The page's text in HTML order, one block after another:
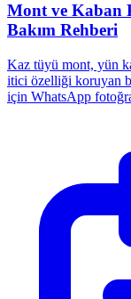
Mont ve Kaban
Bakım Rehberi
Kaz tüyü mont, yün
itici özelliği koruyan
için WhatsApp